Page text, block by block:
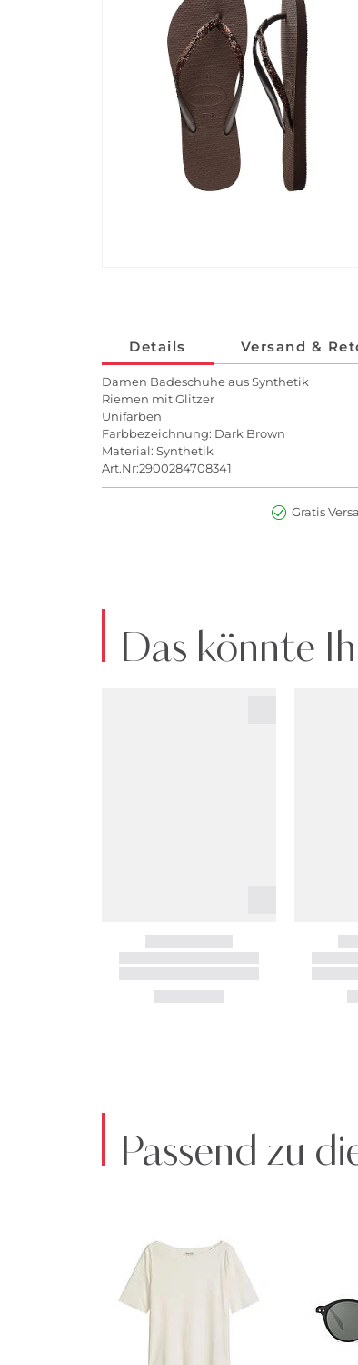
Details Versand &
Damen Badeschuhe aus Synthetik
Riemen mit Glitzer
Unifarben
Farbbezeichnung: Dark Brown
Material: Synthetik
Art.Nr:2900284708341
Gratis
Das könnte
Passend zu